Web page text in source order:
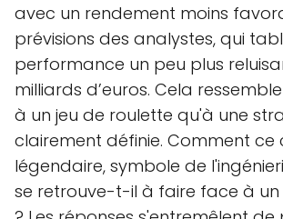
avec un rendement moins
prévisions des analystes, qui
performance un peu plus
milliards d’euros. Cela
à un jeu de roulette qu'à une
clairement définie. Comment ce
légendaire, symbole de
se retrouve-t-il à faire face à